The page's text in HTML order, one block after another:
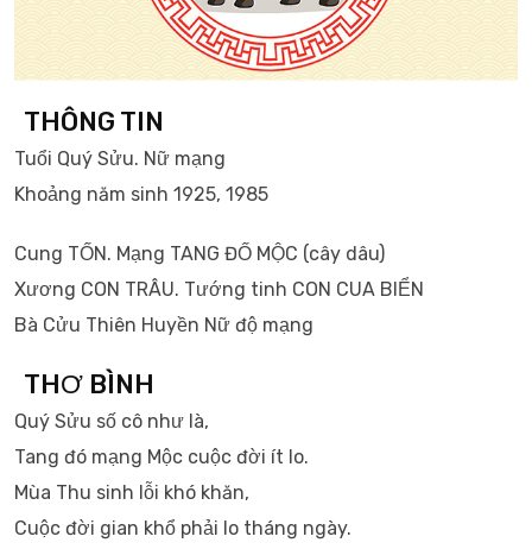
THÔNG TIN
Tuổi Quý Sửu. Nữ mạng
Khoảng năm sinh 1925, 1985
Cung TỐN. Mạng TANG ĐỐ MỘC (cây dâu)
Xương CON TRÂU. Tướng tinh CON CUA BIỂN
Bà Cửu Thiên Huyền Nữ độ mạng
THƠ BÌNH
Quý Sửu số cô như là,
Tang đó mạng Mộc cuộc đời ít lo.
Mùa Thu sinh lỗi khó khăn,
Cuộc đời gian khổ phải lo tháng ngày.